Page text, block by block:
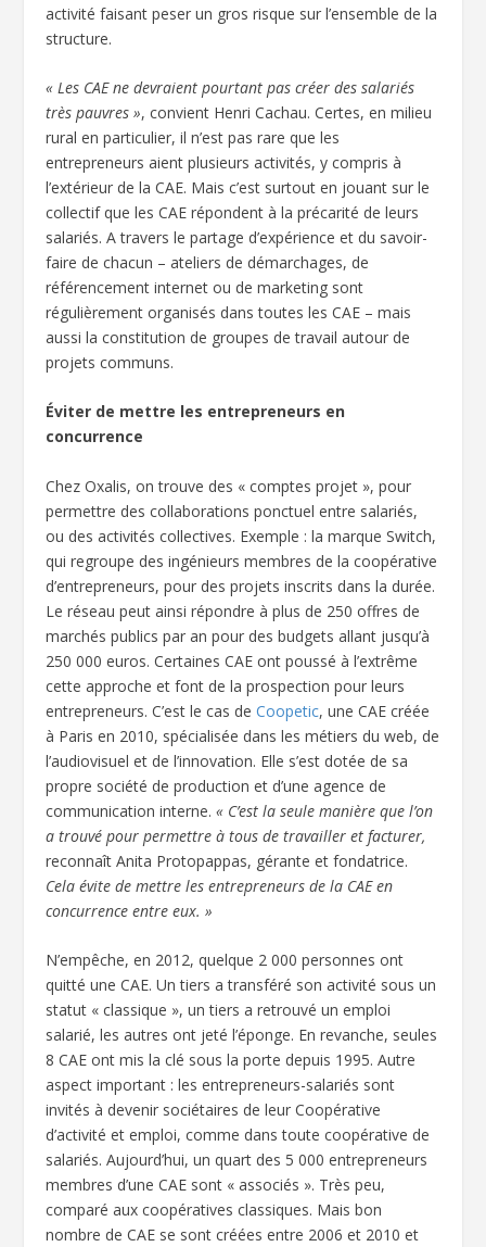
activité faisant peser un gros risque sur l’ensemble de la
structure.
« Les CAE ne devraient pourtant pas créer des salariés
très pauvres », convient Henri Cachau. Certes, en milieu
rural en particulier, il n’est pas rare que les
entrepreneurs aient plusieurs activités, y compris à
l’extérieur de la CAE. Mais c’est surtout en jouant sur le
collectif que les CAE répondent à la précarité de leurs
salariés. A travers le partage d’expérience et du savoir-
faire de chacun – ateliers de démarchages, de
référencement internet ou de marketing sont
régulièrement organisés dans toutes les CAE – mais
aussi la constitution de groupes de travail autour de
projets communs.
Éviter de mettre les entrepreneurs en
concurrence
Chez Oxalis, on trouve des « comptes projet », pour
permettre des collaborations ponctuel entre salariés,
ou des activités collectives. Exemple : la marque Switch,
qui regroupe des ingénieurs membres de la coopérative
d’entrepreneurs, pour des projets inscrits dans la durée.
Le réseau peut ainsi répondre à plus de 250 offres de
marchés publics par an pour des budgets allant jusqu’à
250 000 euros. Certaines CAE ont poussé à l’extrême
cette approche et font de la prospection pour leurs
entrepreneurs. C’est le cas deCoopetic, une CAE créée
à Paris en 2010, spécialisée dans les métiers du web, de
l’audiovisuel et de l’innovation. Elle s’est dotée de sa
propre société de production et d’une agence de
communication interne.« C’est la seule manière que l’on
a trouvé pour permettre à tous de travailler et facturer,
reconnaît Anita Protopappas, gérante et fondatrice.
Cela évite de mettre les entrepreneurs de la CAE en
concurrence entre eux. »
N’empêche, en 2012, quelque 2 000 personnes ont
quitté une CAE. Un tiers a transféré son activité sous un
statut « classique », un tiers a retrouvé un emploi
salarié, les autres ont jeté l’éponge. En revanche, seules
8 CAE ont mis la clé sous la porte depuis 1995. Autre
aspect important : les entrepreneurs-salariés sont
invités à devenir sociétaires de leur Coopérative
d’activité et emploi, comme dans toute coopérative de
salariés. Aujourd’hui, un quart des 5 000 entrepreneurs
membres d’une CAE sont « associés ». Très peu,
comparé aux coopératives classiques. Mais bon
nombre de CAE se sont créées entre 2006 et 2010 et